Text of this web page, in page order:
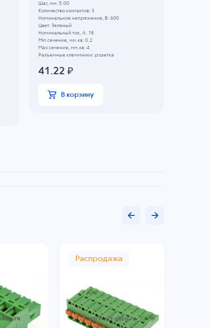
Шаг, мм: 5.00
Количество контактов: 3
Номинальное напряжение, B: 600
Цвет: Зеленый
Номинальный ток, А: 18
Min сечение, мм.кв: 0.2
Max сечение, мм.кв: 4
Разъемные клеммники: розетка
41.22 ₽
В корзину
Распродажа